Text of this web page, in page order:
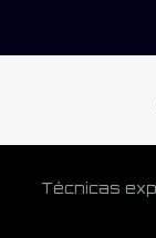
Técnicas